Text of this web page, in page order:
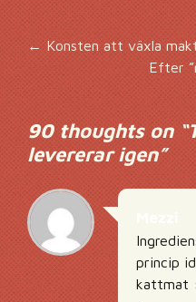
← Konsten att växla
Efter
90 thoughts on “
levererar igen”
princip
kattmat